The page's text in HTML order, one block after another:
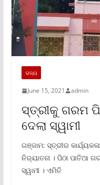
ରାଜ୍ୟ
June 15, 2021 admin
ସ୍ତ୍ରୀକୁ ଗରମ
ଦେଲା ସ୍ୱାମୀ
ଗଞ୍ଜାମ: ସ୍ତ୍ରୀର
ନିର‌୍ୟାତନା । ପିଠା ପାତିଆ
ସ୍ୱାମୀ । ଏମିତି